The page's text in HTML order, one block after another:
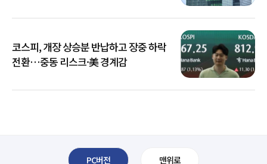
코스피, 개장 상승분 반납하고 장중 하락
전환…중동 리스크·美 경계감
PC버전 맨위로